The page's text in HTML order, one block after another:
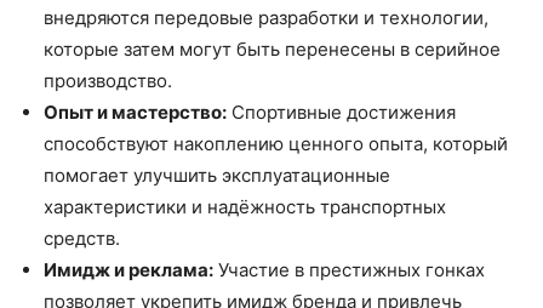
внедряются передовые разработки и технологии,
которые затем могут быть перенесены в серийное
производство.
Опыт и мастерство: Спортивные достижения
способствуют накоплению ценного опыта, который
помогает улучшить эксплуатационные
характеристики и надёжность транспортных
средств.
Имидж и реклама: Участие в престижных гонках
позволяет укрепить имидж бренда и привлечь